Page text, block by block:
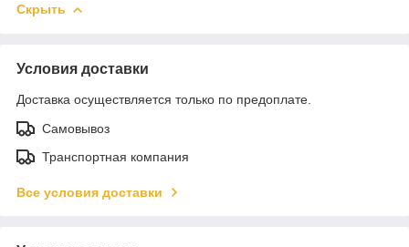
Скрыть
Условия доставки
Доставка осуществляется только по предоплате.
Самовывоз
Транспортная компания
Все условия доставки